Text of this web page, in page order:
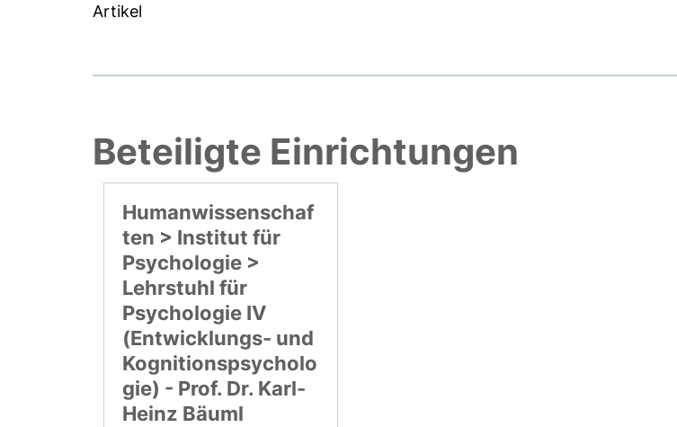
Artikel
Beteiligte Einrichtungen
Humanwissenschaf
ten > Institut für
Psychologie >
Lehrstuhl für
Psychologie IV
(Entwicklungs- und
Kognitionspsycholo
gie) - Prof. Dr. Karl-
Heinz Bäuml